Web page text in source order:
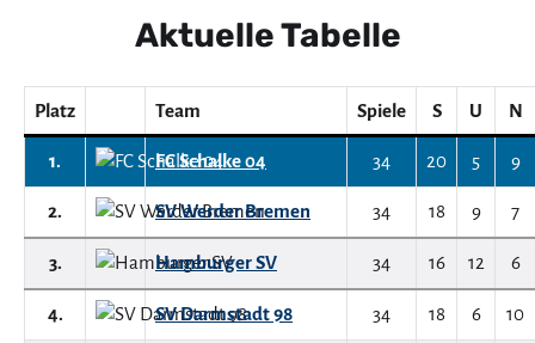
Aktuelle Tabelle
Platz Team Spiele S U N
1. FC Schalke 04 34 20 5 9
2. SV Werder Bremen 34 18 9 7
3. Hamburger SV 34 16 12 6
4. SV Darmstadt 98 34 18 6 10